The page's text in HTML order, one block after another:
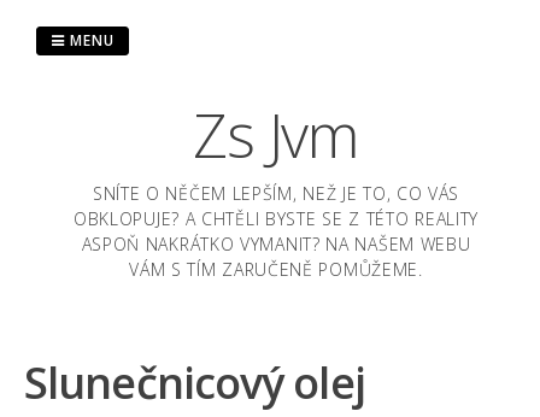
Zs Jvm
SNÍTE O NĚČEM LEPŠÍM, NEŽ JE TO, CO VÁS
OBKLOPUJE? A CHTĚLI BYSTE SE Z TÉTO REALITY
ASPOŇ NAKRÁTKO VYMANIT? NA NAŠEM WEBU
VÁM S TÍM ZARUČENĚ POMŮŽEME.
MENU
Slunečnicový olej